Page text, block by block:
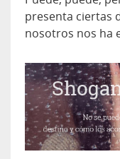
presenta ciertas
nosotros nos ha